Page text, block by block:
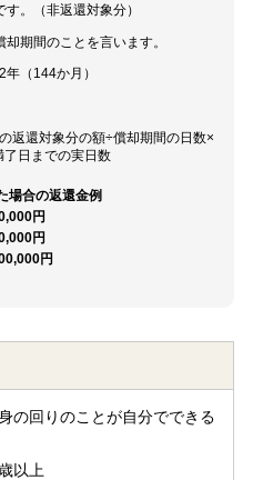
。（非返還対象分）
期間のことを言います。
（144か月）
返還対象分の額÷償却期間の日数×
日までの実日数
場合の返還金例
円
円
円
の回りのことが自分でできる
以上